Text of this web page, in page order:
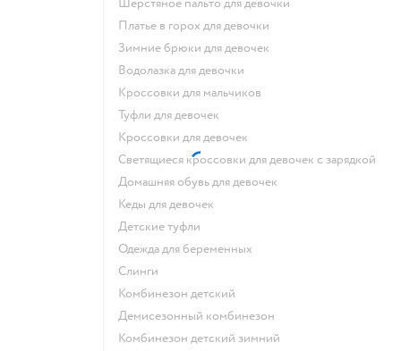
Шерстяное пальто для девочки
Платье в горох для девочки
Зимние брюки для девочек
Водолазка для девочки
Кроссовки для мальчиков
Туфли для девочек
Кроссовки для девочек
Светящиеся кроссовки для девочек с зарядкой
Домашняя обувь для девочек
Кеды для девочек
Детские туфли
Одежда для беременных
Слинги
Комбинезон детский
Демисезонный комбинезон
Комбинезон детский зимний